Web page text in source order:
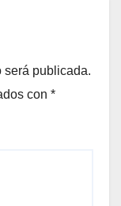
será publicada.
con *